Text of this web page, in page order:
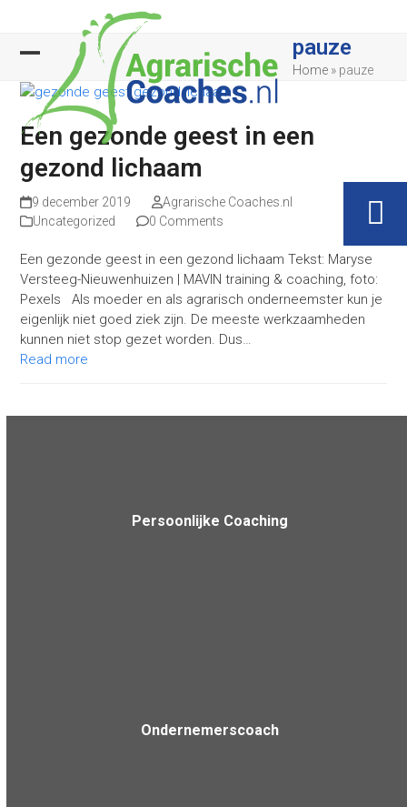
content
mobile
menu
Close
mobile
menu
pauze
Home » pauze
Een gezonde geest in een
gezond lichaam
9 december 2019
Agrarische Coaches.nl
Uncategorized
0 Comments
Een gezonde geest in een gezond lichaam Tekst: Maryse
Versteeg-Nieuwenhuizen | MAVIN training & coaching, foto:
Pexels Als moeder en als agrarisch onderneemster kun je
eigenlijk niet goed ziek zijn. De meeste werkzaamheden
kunnen niet stop gezet worden. Dus…
Read more
Persoonlijke Coaching
Ondernemerscoach